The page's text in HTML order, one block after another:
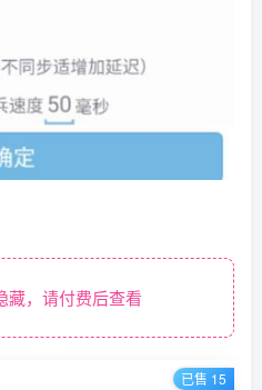
，请付费后查看
已售 15